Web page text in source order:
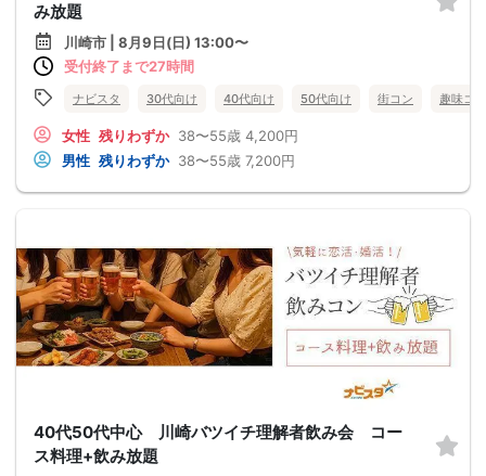
み放題
川崎市 | 8月9日(日) 13:00〜
受付終了まで27時間
ナビスタ 30代向け 40代向け 50代向け 街コン 趣味コン
女性 残りわずか 38〜55歳 4,200円
男性 残りわずか 38〜55歳 7,200円
40代50代中心 川崎バツイチ理解者飲み会 コー
ス料理+飲み放題